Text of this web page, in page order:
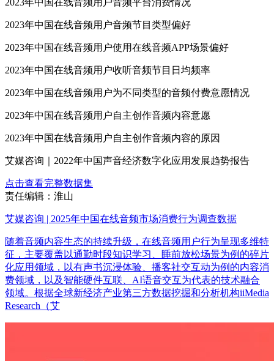
2023年中国在线音频用户音频平台消费情况
2023年中国在线音频用户音频节目类型偏好
2023年中国在线音频用户使用在线音频APP场景偏好
2023年中国在线音频用户收听音频节目日均频率
2023年中国在线音频用户为不同类型的音频付费意愿情况
2023年中国在线音频用户自主创作音频内容意愿
2023年中国在线音频用户自主创作音频内容的原因
艾媒咨询｜2022年中国声音经济数字化应用发展趋势报告
点击查看完整数据集
责任编辑：淮山
艾媒咨询 | 2025年中国在线音频市场消费行为调查数据
随着音频内容生态的持续升级，在线音频用户行为呈现多维特
征，主要覆盖以通勤时段知识学习、睡前放松场景为例的碎片
化应用领域，以有声书沉浸体验、播客社交互动为例的内容消
费领域，以及智能硬件互联、AI语音交互为代表的技术融合
领域。根据全球新经济产业第三方数据挖掘和分析机构iiMedia
Research（艾